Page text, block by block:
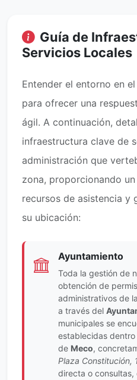
Guía de
Servicios Locales
Entender el entorno en
para ofrecer una
ágil. A continuación,
infraestructura clave de
administración que
zona, proporcionando
recursos de asistencia y
su ubicación:
Ayuntamiento
Toda la gestión de
obtención de
administrativos de
a través del
municipales se
establecidas
de Meco,
Plaza Constitución,
directa o